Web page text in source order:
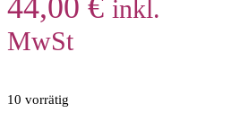
44,00 € inkl.
MwSt
10 vorrätig